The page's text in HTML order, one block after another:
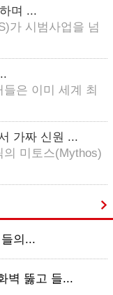
며 ...
가 시범사업을 넘
은 이미 세계 최
가짜 신원 ...
미토스(Mythos)
의...
벽 뚫고 들...